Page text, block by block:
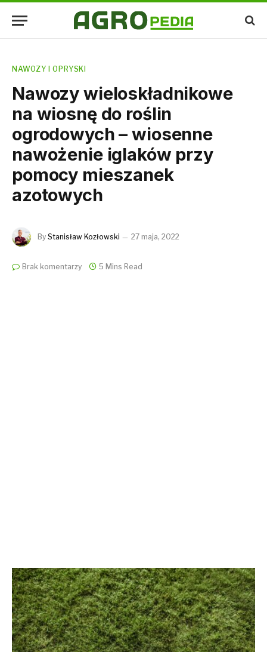
NAWOZY I OPRYSKI
Nawozy wieloskładnikowe
na wiosnę do roślin
ogrodowych – wiosenne
nawożenie iglaków przy
pomocy mieszanek
azotowych
By Stanisław Kozłowski 27 maja, 2022
Brak komentarzy 5 Mins Read